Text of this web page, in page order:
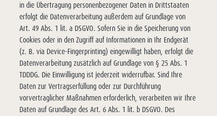
in die Übertragung personenbezogener Daten in Drittstaaten
erfolgt die Datenverarbeitung außerdem auf Grundlage von
Art. 49 Abs. 1 lit. a DSGVO. Sofern Sie in die Speicherung von
Cookies oder in den Zugriff auf Informationen in Ihr Endgerät
(z. B. via Device-Fingerprinting) eingewilligt haben, erfolgt die
Datenverarbeitung zusätzlich auf Grundlage von § 25 Abs. 1
TDDDG. Die Einwilligung ist jederzeit widerrufbar. Sind Ihre
Daten zur Vertragserfüllung oder zur Durchführung
vorvertraglicher Maßnahmen erforderlich, verarbeiten wir Ihre
Daten auf Grundlage des Art. 6 Abs. 1 lit. b DSGVO. Des